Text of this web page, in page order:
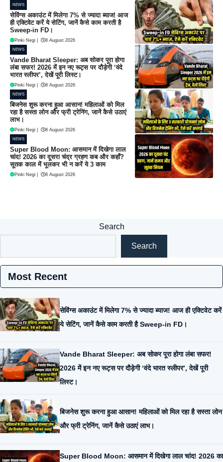
NEWS
सेविंग्स अकाउंट में मिलेगा 7% से ज्यादा ब्याज! आज
ही एक्टिवेट करें ये सेटिंग, जानें कैसे काम करती है
Sweep-in FD।
Pinki Negi 8 August 2026
NEWS
Vande Bharat Sleeper: अब सोकर पूरा होगा
लंबा सफर! 2026 में इन नए रूट्स पर दौड़ेगी ‘वंदे
भारत स्लीपर’, देखें पूरी लिस्ट।
Pinki Negi 8 August 2026
NEWS
बिजनेस शुरू करना हुआ आसान! महिलाओं को मिल
रहा है सस्ता लोन और फ्री ट्रेनिंग, जानें कैसे उठाएं
लाभ।
Pinki Negi 8 August 2026
NEWS
Super Blood Moon: आसमान में दिखेगा लाल
चांद! 2026 का दूसरा चंद्र ग्रहण कब और कहाँ?
सूतक काल में भूलकर भी न करें ये 3 काम
Pinki Negi 8 August 2026
Search
Search
Most Recent
सेविंग्स अकाउंट में मिलेगा 7% से ज्यादा ब्याज! आज ही एक्टिवेट करें
ये सेटिंग, जानें कैसे काम करती है Sweep-in FD।
Vande Bharat Sleeper: अब सोकर पूरा होगा लंबा सफर!
2026 में इन नए रूट्स पर दौड़ेगी ‘वंदे भारत स्लीपर’, देखें पूरी
लिस्ट।
बिजनेस शुरू करना हुआ आसान! महिलाओं को मिल रहा है सस्ता लोन
और फ्री ट्रेनिंग, जानें कैसे उठाएं लाभ।
Super Blood Moon: आसमान में दिखेगा लाल चांद! 2026 का